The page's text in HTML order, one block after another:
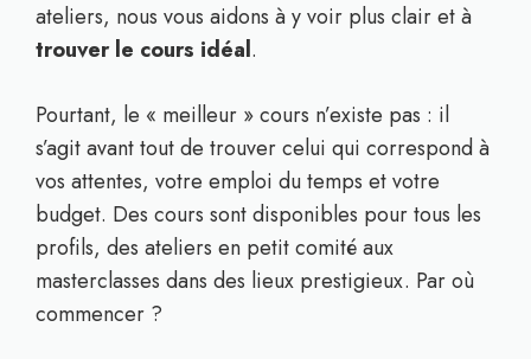
ateliers, nous vous aidons à y voir plus clair et à
trouver le cours idéal.
Pourtant, le « meilleur » cours n’existe pas : il
s’agit avant tout de trouver celui qui correspond à
vos attentes, votre emploi du temps et votre
budget. Des cours sont disponibles pour tous les
profils, des ateliers en petit comité aux
masterclasses dans des lieux prestigieux. Par où
commencer ?